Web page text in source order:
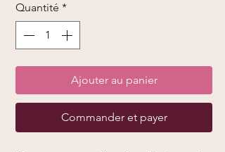
Quantité *
Ajouter au panier
Commander et payer